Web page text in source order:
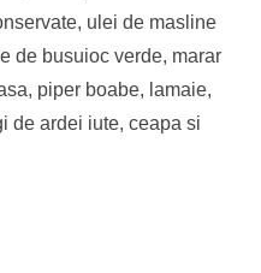
ulei de masline
de busuioc verde, marar
piper boabe, lamaie,
de ardei iute, ceapa si